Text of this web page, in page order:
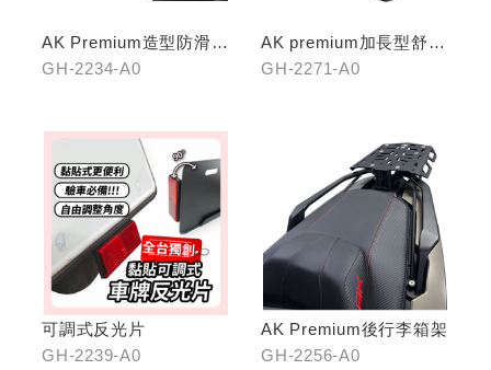
AK Premium造型防滑踏
板(前踏)
GH-2234-A0
AK premium加長型舒適
踏桿
GH-2271-A0
可調式反光片
GH-2239-A0
AK Premium後行李箱架
GH-2256-A0